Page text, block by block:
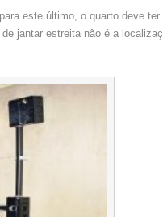
este último, o quarto deve ter
jantar estreita não é a